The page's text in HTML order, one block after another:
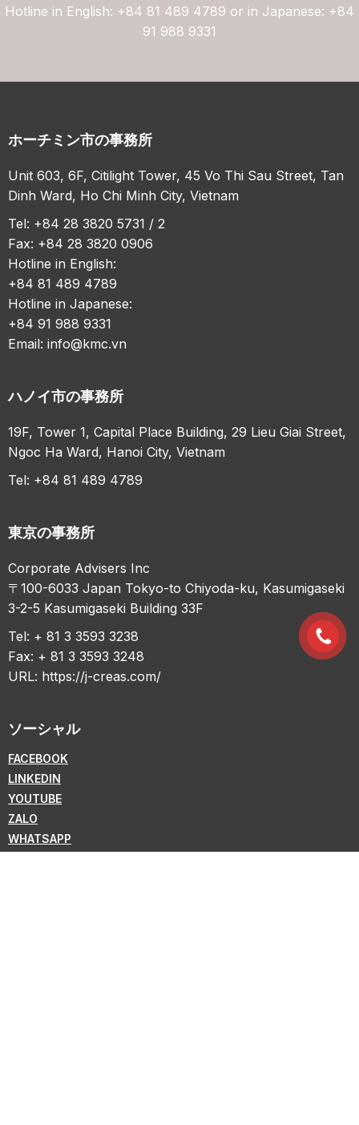
Hotline in English: +84 81 489 4789 or in Japanese: +84
91 988 9331
ホーチミン市の事務所
Unit 603, 6F, Citilight Tower, 45 Vo Thi Sau Street, Tan
Dinh Ward, Ho Chi Minh City, Vietnam
Tel: +84 28 3820 5731 / 2
Fax: +84 28 3820 0906
Hotline in English:
+84 81 489 4789
Hotline in Japanese:
+84 91 988 9331
Email:info@kmc.vn
ハノイ市の事務所
19F, Tower 1, Capital Place Building, 29 Lieu Giai Street,
Ngoc Ha Ward, Hanoi City, Vietnam
Tel: +84 81 489 4789
東京の事務所
Corporate Advisers Inc
〒100-6033 Japan Tokyo-to Chiyoda-ku, Kasumigaseki
3-2-5 Kasumigaseki Building 33F
Tel: + 81 3 3593 3238
Fax: + 81 3 3593 3248
URL: https://j-creas.com/
ソーシャル
FACEBOOK
LINKEDIN
YOUTUBE
ZALO
WHATSAPP